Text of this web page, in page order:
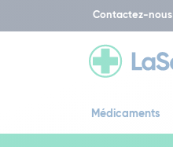
Contactez-nous
Médicaments